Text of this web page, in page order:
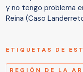
y no tengo problema
Reina (Caso
ETIQUETAS DE
REGIÓN DE LA